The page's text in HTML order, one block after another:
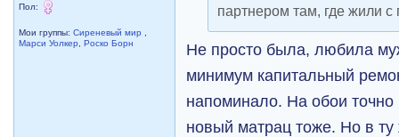
Пол:
Мои группы:Сиреневый мир
Марси Уолкер
,Роско Борн
партнером там, где жили
Не просто была, любила
минимум капитальный
напоминало. На обои
новый матрац тоже. Но в